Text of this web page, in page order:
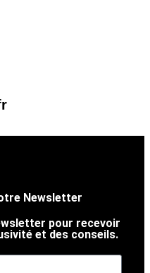
Newsletter
pour recevoir
et des conseils.